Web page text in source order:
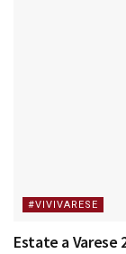
#VIVIVARESE
Estate a Varese